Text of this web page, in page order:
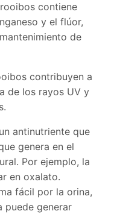
contiene
y el flúor,
de
contribuyen a
de los rayos UV y
antinutriente que
genera en el
Por ejemplo, la
en oxalato.
fácil por la orina,
puede generar